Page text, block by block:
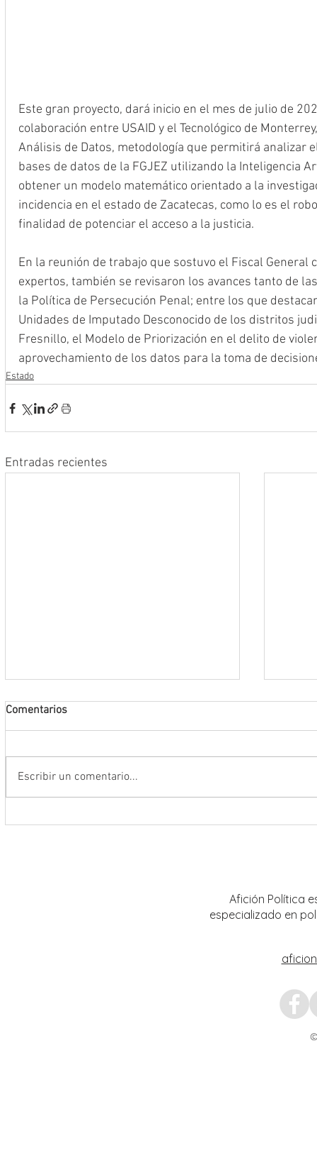
Este gran proyecto, dará inicio en el mes de julio de
colaboración entre USAID y el Tecnológico de
Análisis de Datos, metodología que permitirá analizar
bases de datos de la FGJEZ utilizando la Inteligencia
obtener un modelo matemático orientado a la
incidencia en el estado de Zacatecas, como lo es el
finalidad de potenciar el acceso a la justicia.
En la reunión de trabajo que sostuvo el Fiscal General
expertos, también se revisaron los avances tanto de
la Política de Persecución Penal; entre los que
Unidades de Imputado Desconocido de los distritos
Fresnillo, el Modelo de Priorización en el delito de
aprovechamiento de los datos para la toma de
Estado
Entradas recientes
Comentarios
Escribir un comentario...
Afición Política
especializado en